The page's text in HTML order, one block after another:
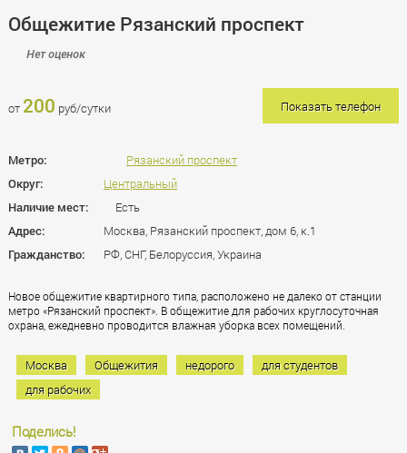
Общежитие Рязанский проспект
Нет оценок
от 200 руб/сутки Показать телефон
Метро:
Рязанский проспект
Округ:
Центральный
Наличие мест:
Есть
Адрес:
Москва, Рязанский проспект, дом 6, к.1
Гражданство:
РФ, СНГ, Белоруссия, Украина
Новое общежитие квартирного типа, расположено не далеко от станции
метро «Рязанский проспект». В общежитие для рабочих круглосуточная
охрана, ежедневно проводится влажная уборка всех помещений.
Москва Общежития недорого
для студентов
для рабочих
Поделись!